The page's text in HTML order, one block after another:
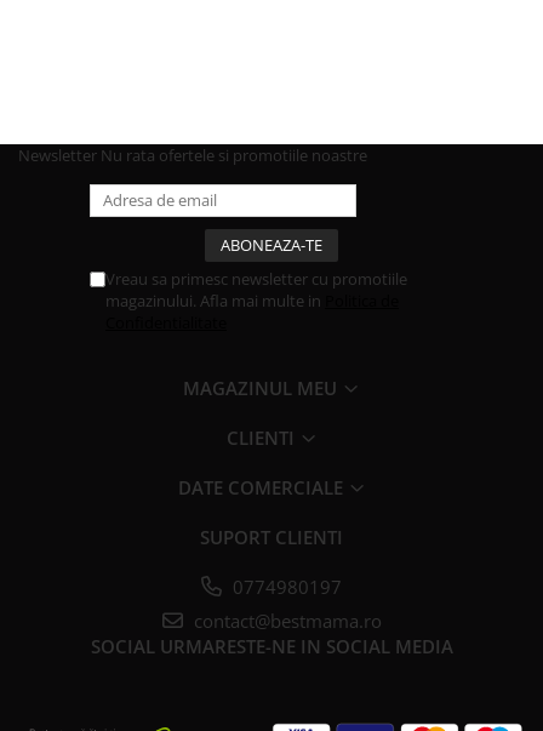
Newsletter Nu rata ofertele si promotiile noastre
Vreau sa primesc newsletter cu promotiile
magazinului. Afla mai multe in
MAGAZINUL MEU
CLIENTI
DATE COMERCIALE
SUPORT CLIENTI
0774980197
contact@bestmama.ro
SOCIAL URMARESTE-NE IN SOCIAL MEDIA